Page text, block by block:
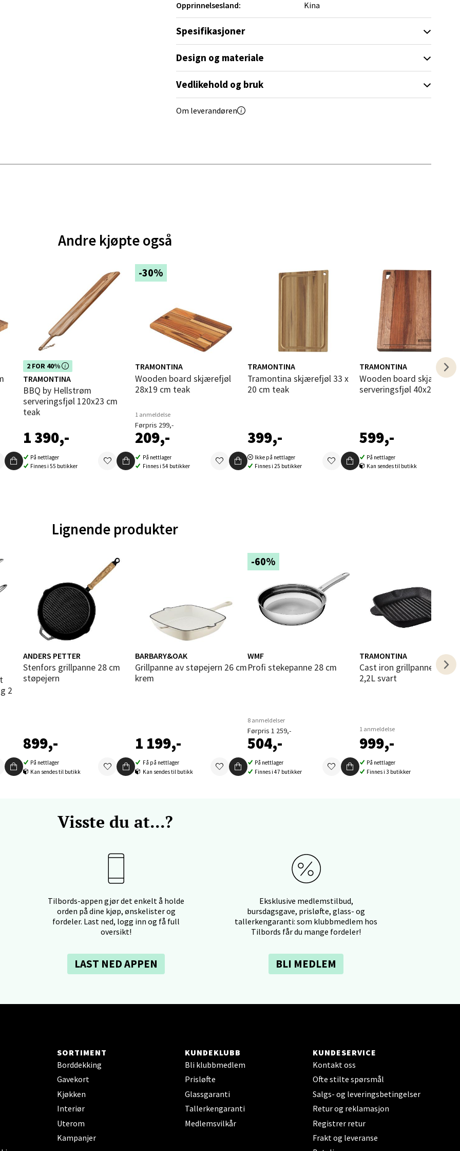
Opprinnelsesland:
Kina
Spesifikasjoner
Design og materiale
Vedlikehold og bruk
Om leverandøren
Andre kjøpte også
2 FOR 40%
Dette produktet er inkludert i vår
kampanje. Benytt deg av rabatten i
dag!
TRAMONTINA
BBQ by Hellstrøm
serveringsfjøl 120x23 cm
teak
1 390,-
På nettlager
Finnes i 55 butikker
-30%
TRAMONTINA
Wooden board skjærefjøl
28x19 cm teak
1 anmeldelse
Førpris 299,-
209,-
På nettlager
Finnes i 54 butikker
TRAMONTINA
Tramontina skjærefjøl 33 x
20 cm teak
399,-
Ikke på nettlager
Finnes i 25 butikker
TRAMONTINA
Wooden board skjære- og
serveringsfjøl 40x28 cm
599,-
På nettlager
Kan sendes til butikk
Lignende produkter
i
2
ANDERS PETTER
Stenfors grillpanne 28 cm
støpejern
899,-
På nettlager
Kan sendes til butikk
BARBARY&OAK
Grillpanne av støpejern 26 cm
krem
1 199,-
Få på nettlager
Kan sendes til butikk
-60%
WMF
Profi stekepanne 28 cm
8 anmeldelser
Førpris 1 259,-
504,-
På nettlager
Finnes i 47 butikker
TRAMONTINA
Cast iron grillpanne firkantet
2,2L svart
1 anmeldelse
999,-
På nettlager
Finnes i 3 butikker
Visste du at...?
Tilbords-appen gjør det enkelt å holde
orden på dine kjøp, ønskelister og
fordeler. Last ned, logg inn og få full
oversikt!
LAST NED APPEN
Eksklusive medlemstilbud,
bursdagsgave, prisløfte, glass- og
tallerkengaranti: som klubbmedlem hos
Tilbords får du mange fordeler!
BLI MEDLEM
SORTIMENT
Borddekking
Gavekort
Kjøkken
Interiør
Uterom
Kampanjer
KUNDEKLUBB
Bli klubbmedlem
Prisløfte
Glassgaranti
Tallerkengaranti
Medlemsvilkår
KUNDESERVICE
Kontakt oss
Ofte stilte spørsmål
Salgs- og leveringsbetingelser
Retur og reklamasjon
Registrer retur
Frakt og leveranse
Velg
09-19
25, 6010 Ålesund
- Moldetorget
6413 Molde
- Thon Senter Malmporten
1, 8514 Narvik
dag 10-20
Velg
vei 52, 5147 Fyllingsdalen
- Aunasenteret
Sunndalsvegen 3, 7340 Oppdal
10-19
- Thon Senter Orkanger
- Thon Senter Sandvika
12, 5353 Straume
10-21
- Sirkus Shopping
Senter Ski
Jernbanesvingen 6, 1400 Ski
10-21